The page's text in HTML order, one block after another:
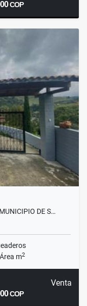
COP
DE S…
Área m2
Venta
COP